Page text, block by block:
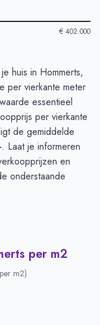
€ 402.000
3 maanden
Bedrag
huis in Hommerts,
per vierkante meter
essentieel
per vierkante
de gemiddelde
. Laat je informeren
en
onderstaande
per m2
m2)